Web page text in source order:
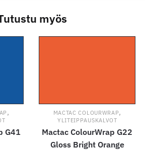
myös
,
G41
MACTAC COLOURWRAP,
YLITEIPPAUSKALVOT
Mactac ColourWrap G22
Gloss Bright Orange